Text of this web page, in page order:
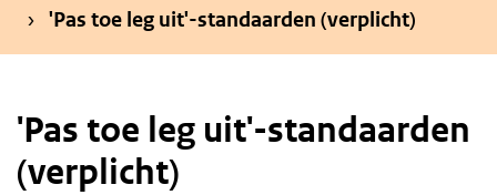
'Pas toe leg uit'-standaarden (verplicht)
'Pas toe leg uit'-standaarden
(verplicht)